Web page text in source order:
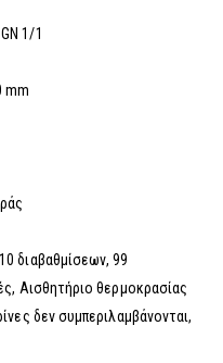
1/1
mm
διαβαθμίσεων, 99
Αισθητήριο θερμοκρασίας
δεν συμπεριλαμβάνονται,